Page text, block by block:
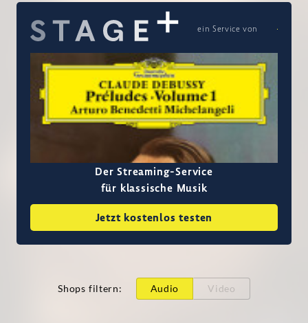
ein Service von
Der Streaming-Service
für klassische Musik
Jetzt kostenlos testen
Shops filtern: Audio Video